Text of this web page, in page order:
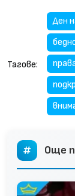
Тагове:
Ден
Още